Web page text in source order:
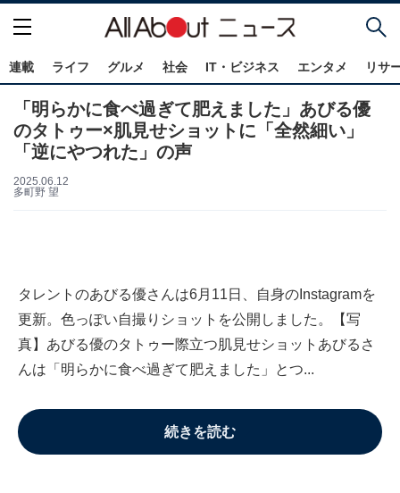
連載 ライフ グルメ 社会 IT・ビジネス エンタメ リサ
「明らかに食べ過ぎて肥えました」あびる優
のタトゥー×肌見せショットに「全然細い」
「逆にやつれた」の声
2025.06.12
多町野 望
タレントのあびる優さんは6月11日、自身のInstagramを
更新。色っぽい自撮りショットを公開しました。【写
真】あびる優のタトゥー際立つ肌見せショットあびるさ
んは「明らかに食べ過ぎて肥えました」とつ...
続きを読む